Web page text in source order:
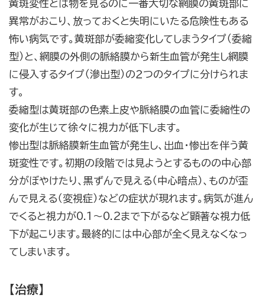
黄斑変性とは物を見るのに一番大切な網膜の黄斑部に
異常がおこり、放っておくと失明にいたる危険性もある
怖い病気です。黄斑部が委縮変化してしまうタイプ（委縮
型）と、網膜の外側の脈絡膜から新生血管が発生し網膜
に侵入するタイプ（滲出型）の２つのタイプに分けられま
す。
委縮型は黄斑部の色素上皮や脈絡膜の血管に委縮性の
変化が生じて徐々に視力が低下します。
惨出型は脈絡膜新生血管が発生し、出血・惨出を伴う黄
斑変性です。初期の段階では見ようとするものの中心部
分がぼやけたり、黒ずんで見える（中心暗点）、ものが歪
んで見える（変視症）などの症状が現れます。病気が進ん
でくると視力が0.1～0.2まで下がるなど顕著な視力低
下が起こります。最終的には中心部が全く見えなくなっ
てしまいます。
【治療】